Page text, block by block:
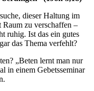
dieser Haltung im
Raum zu verschaffen –
ruhig. Ist das ein gutes
das Thema verfehlt?
„Beten lernt man nur
in einem Gebetsseminar